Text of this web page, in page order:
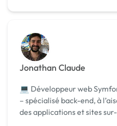
Jonathan Claude
💻 Développeur web
– spécialisé back-end, à
des applications et sites